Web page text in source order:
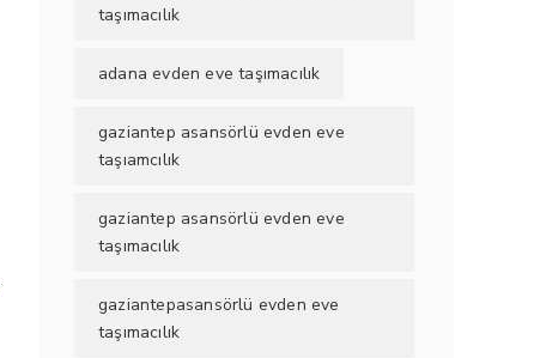
taşımacılık
adana evden eve taşımacılık
gaziantep asansörlü evden eve
taşıamcılık
gaziantep asansörlü evden eve
taşımacılık
gaziantepasansörlü evden eve
taşımacılık